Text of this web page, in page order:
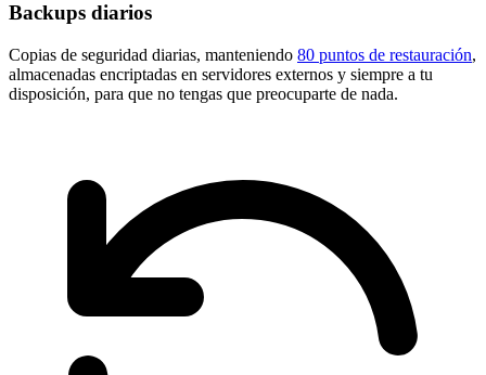
Backups diarios
Copias de seguridad diarias, manteniendo 80 puntos de restauración,
almacenadas encriptadas en servidores externos y siempre a tu
disposición, para que no tengas que preocuparte de nada.